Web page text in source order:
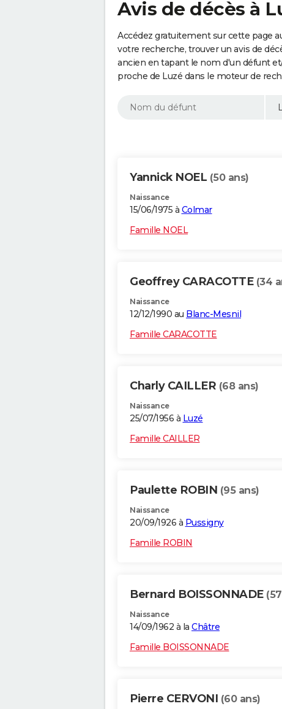
Avis de décès à
Accédez gratuitement sur cette page
votre recherche, trouver un avis de
ancien en tapant le nom d'un défunt
proche de Luzé dans le moteur de
Yannick NOEL (50 ans)
Naissance
15/06/1975 à Colmar
Famille NOEL
Geoffrey CARACOTTE (34
Naissance
12/12/1990 au Blanc-Mesnil
Famille CARACOTTE
Charly CAILLER (68 ans)
Naissance
25/07/1956 à Luzé
Famille CAILLER
Paulette ROBIN (95 ans)
Naissance
20/09/1926 à Pussigny
Famille ROBIN
Bernard BOISSONNADE
Naissance
14/09/1962 à la Châtre
Famille BOISSONNADE
Pierre CERVONI (60 ans)